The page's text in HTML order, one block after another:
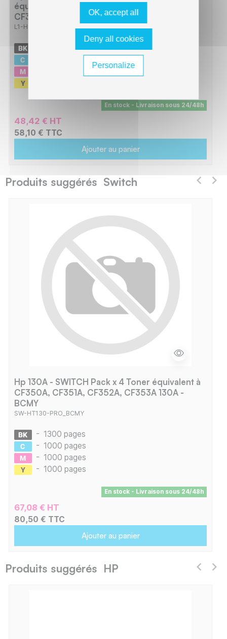
équivalent à CF350A, CF351A, CF352A,
CF353A 130A - BCMY
L1-HT130-PRO_BCMY
1300 pages
En stock - Livraison sous 24/48h
48,42 € HT
58,10 € TTC
Ajouter au panier
Produits suggérés Switch
Hp 130A - SWITCH Pack x 4 Toner équivalent à
CF350A, CF351A, CF352A, CF353A 130A -
BCMY
SW-HT130-PRO_BCMY
- 1300 pages
- 1000 pages
- 1000 pages
- 1000 pages
En stock - Livraison sous 24/48h
67,08 € HT
80,50 € TTC
Ajouter au panier
Produits suggérés HP
OK, accept all
Deny all cookies
Personalize